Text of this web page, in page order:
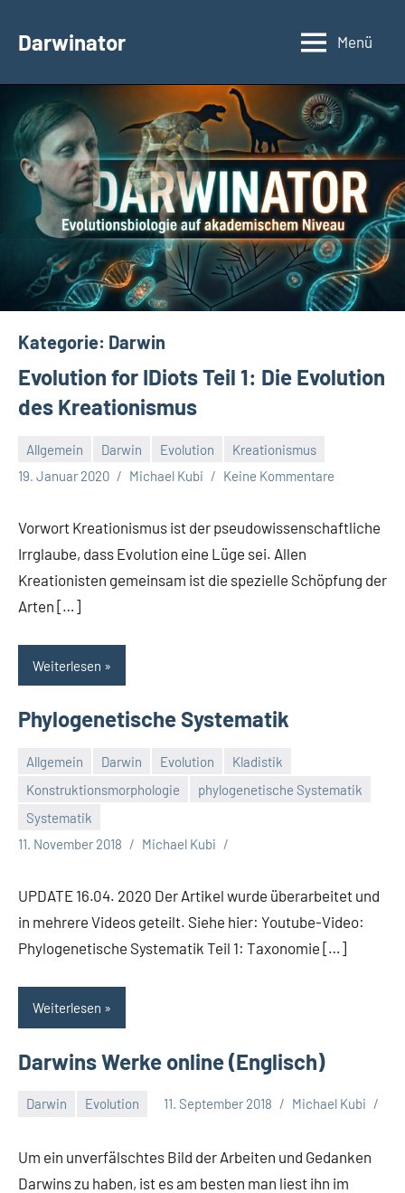
InhaltDarwinator
Evolutionsbiologie
Menü
Kategorie: Darwin
Evolution for IDiots Teil 1: Die Evolution
des Kreationismus
Allgemein Darwin Evolution
Kreationismus
19. Januar 2020
Michael Kubi Keine Kommentare
Vorwort Kreationismus ist der pseudowissenschaftliche
Irrglaube, dass Evolution eine Lüge sei. Allen
Kreationisten gemeinsam ist die spezielle Schöpfung der
Arten […]
Weiterlesen
Phylogenetische Systematik
Allgemein Darwin Evolution
Kladistik
Konstruktionsmorphologie
phylogenetische Systematik
Systematik
11. November 2018
Michael Kubi
UPDATE 16.04. 2020 Der Artikel wurde überarbeitet und
in mehrere Videos geteilt. Siehe hier: Youtube-Video:
Phylogenetische Systematik Teil 1: Taxonomie […]
Weiterlesen
Darwins Werke online (Englisch)
Darwin Evolution 11. September 2018 Michael Kubi
Um ein unverfälschtes Bild der Arbeiten und Gedanken
Darwins zu haben, ist es am besten man liest ihn im